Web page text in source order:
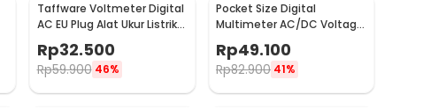
Taffware Voltmeter Digital
AC EU Plug Alat Ukur Listrik
110-300V - DM55-1
Rp32.500
Rp59.900 46%
Pocket Size Digital
Multimeter AC/DC Voltage
Tester - DT83B
Rp49.100
Rp82.900 41%